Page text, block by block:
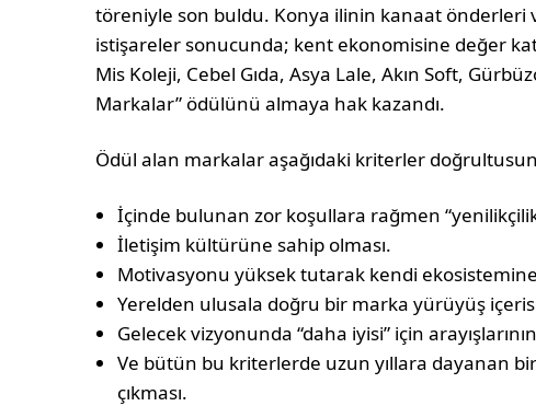
töreniyle son buldu. Konya ilinin kanaat önderleri
istişareler sonucunda; kent ekonomisine değer
Mis Koleji, Cebel Gıda, Asya Lale, Akın Soft,
Markalar” ödülünü almaya hak kazandı.
Ödül alan markalar aşağıdaki kriterler
İçinde bulunan zor koşullara rağmen
İletişim kültürüne sahip olması.
Motivasyonu yüksek tutarak kendi
Yerelden ulusala doğru bir marka yürüyüş
Gelecek vizyonunda “daha iyisi” için
Ve bütün bu kriterlerde uzun yıllara dayanan
çıkması.